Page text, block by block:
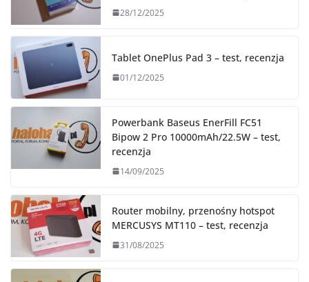
28/12/2025
Tablet OnePlus Pad 3 – test, recenzja
01/12/2025
Powerbank Baseus EnerFill FC51
Bipow 2 Pro 10000mAh/22.5W – test,
recenzja
14/09/2025
Router mobilny, przenośny hotspot
MERCUSYS MT110 – test, recenzja
31/08/2025